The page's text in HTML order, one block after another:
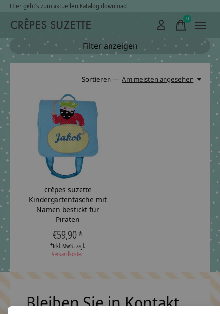
Hier geht’s zum aktuellen Katalog download
0items
Filter anzeigen
Sortieren — Am meisten angesehen
crêpes suzette
Kindergartentasche mit
Namen bestickt für
Piraten
€59,90 *
*Inkl. MwSt. zzgl.
Versandkosten
Bleiben Sie in Kontakt